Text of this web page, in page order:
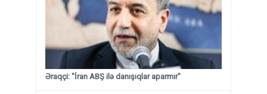
Əraqçi: "İran ABŞ ilə danışıqlar aparmır"